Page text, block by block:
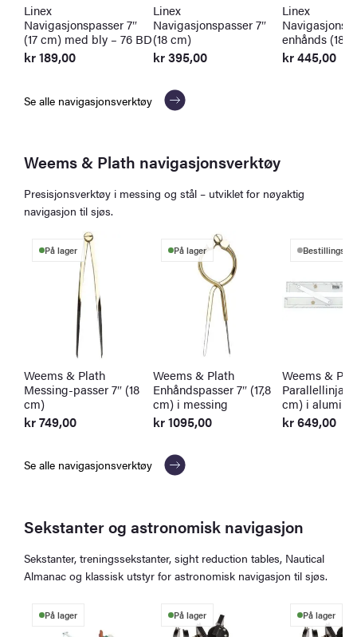
Linex
Navigasjonspasser 7″
(17 cm) med bly – 76 BD
kr189,00
Linex
Navigasjonspasser 7″
(18 cm)
kr395,00
Linex
enhånds (18
kr445,00
Se alle navigasjonsverktøy
Weems & Plath navigasjonsverktøy
Presisjonsverktøy i messing og stål – utviklet for nøyaktig
navigasjon til sjøs.
På lager
Weems & Plath
Messing-passer 7″ (18
cm)
kr749,00
På lager
Weems & Plath
Enhåndspasser 7″ (17,8
cm) i messing
kr1095,00
Weems &
Parallellinjal
cm) i
kr649,00
Se alle navigasjonsverktøy
Sekstanter og astronomisk navigasjon
Sekstanter, treningssekstanter, sight reduction tables, Nautical
Almanac og klassisk utstyr for astronomisk navigasjon til sjøs.
På lager På lager På lager